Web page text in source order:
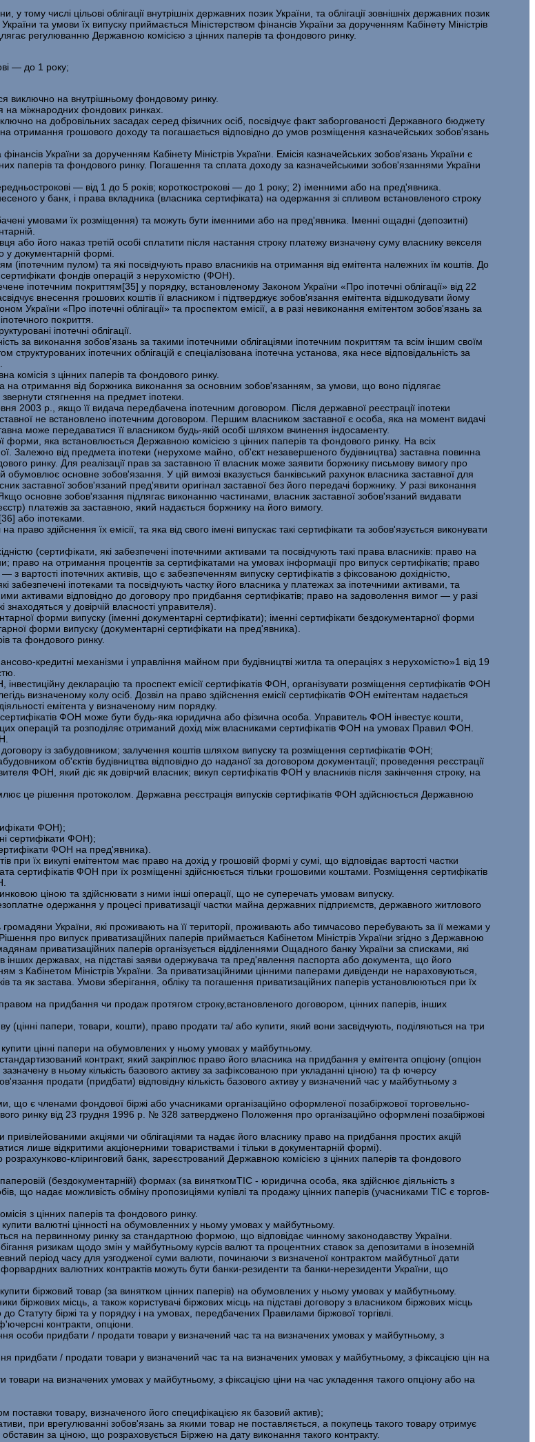
тому числі цільові облігації внутрішніх державних позик України, та облігації зовнішніх державних позик
та умови їх випуску приймається Міністер­ством фінансів України за дорученням Кабінету Міністрів
регулюванню Державною комісією з цінних паперів та фондового ринку.
— до 1 року;
виключно на внутрішньому фондовому ринку.
на міжнародних фондових ринках.
на добровільних засадах серед фізичних осіб, посвідчує факт заборгованості Державного бюджету
отримання грошового доходу та погашається відповідно до умов розміщення казначейських зобов'язань
України за дорученням Кабінету Міні­стрів України. Емісія казначейських зобов'язань України є
паперів та фондового ринку. Погашення та сплата доходу за казначейськими зобов'язаннями України
— від 1 до 5 років; короткостро­кові — до 1 року; 2) іменними або на пред'явника.
у банк, і права вкладника (власника серти­фіката) на одержання зі спливом встановленого строку
умовами їх розміщення) та можуть бути іменними або на пред'явника. Іменні ощадні (депозитні)
його наказ третій особі сплатити після настання строку платежу визначену суму власнику векселя
у документарній формі.
(іпотечним пулом) та які посвідчують право власників на отримання від емітента належних їм коштів. До
сертифікати фондів операцій з нерухомістю (ФОН).
іпотечним покриттям[35] у порядку, встанов­леному Законом України «Про іпотечні облігації» від 22
внесення грошових коштів її власником і підтверджує зобов'язання емітента відшкодувати йому
України «Про іпотечні облігації» та проспектом емісії, а в разі невиконання емітентом зобов'язань за
покриття.
іпотечні облігації.
за виконання зобов'язань за такими іпотечними облігаціями іпотечним покриттям та всім іншим своїм
іпотечних облігацій є спеціалізована іпотечна устано­ва, яка несе відповідальність за
комісія з цінних паперів та фондового ринку.
на отримання від боржника виконання за основним зобов'язанням, за умови, що воно підлягає
стягнення на предмет іпотеки.
2003 р., якщо її видача передбачена іпотечним договором. Після державної реєстрації іпотеки
не встановлено іпотечним договором. Першим власником заставної є особа, яка на момент видачі
може передаватися її власником будь-якій особі шляхом вчинення індосаменту.
яка встановлюється Державною комісією з цінних паперів та фондового ринку. На всіх
Залежно від предмета іпотеки (нерухоме майно, об'єкт незавершеного будівни­цтва) заставна повинна
ринку. Для реалізації прав за заставною її власник може заявити боржнику письмову вимогу про
основне зобов'язання. У цій вимозі вказується банківський рахунок власника заставної для
заставної зобов'язаний пред'явити оригінал заставної без його передачі боржнику. У разі виконання
основне зобов'язання підлягає виконанню частинами, власник заставної зобов'язаний видавати
платежів за заставною, який надається боржнику на його вимогу.
або іпотеками.
здійснення їх емісії, та яка від свого імені випускає такі сертифікати та зобов'язується виконувати
(сертифікати, які забезпечені іпотечними активами та посвідчують такі права власників: право на
право на отримання процентів за сертифікатами на умовах інфор­мації про випуск сертифікатів; право
іпо­течних активів, що є забезпеченням випуску сертифікатів з фіксованою дохідністю,
іпотеками та посвідчують частку його власника у платежах за іпотечними активами, та
активами відповідно до договору про придбання сертифі­катів; право на задоволення вимог — у разі
у довірчій власності управителя).
форми випуску (іменні документарні сертифікати); іменні сертифікати бездокументарної форми
форми випуску (документарні сертифікати на пред'явника).
та фондового ринку.
кредитні механізми і управління майном при будівництві житла та операціях з нерухомістю»1 від 19
декларацію та проспект емісії серти­фікатів ФОН, організувати розміщення сертифікатів ФОН
визначеному колу осіб. Дозвіл на право здійснення емісії сертифікатів ФОН емітентам надається
емі­тента у визначеному ним порядку.
ФОН може бути будь-яка юридична або фізична особа. Управитель ФОН інвестує кошти,
операцій та розподіляє отриманий дохід між власниками сертифікатів ФОН на умовах Правил ФОН.
із забудовником; залучення коштів шляхом випуску та розміщення сертифікатів ФОН;
об'єктів будівництва відповідно до наданої за договором докумен­тації; проведення реєстрації
ФОН, який діє як до­вірчий власник; викуп сертифікатів ФОН у власників після закінчення строку, на
це рішення протоколом. Державна реєстрація випусків сертифікатів ФОН здійснюється Державною
ФОН);
сертифікати ФОН);
ФОН на пред'явника).
при їх викупі емітентом має право на дохід у гро­шовій формі у сумі, що відповідає вартості частки
сертифікатів ФОН при їх розміщенні здійснюється тільки грошовими коштами. Розміщення сертифікатів
ціною та здійснювати з ними інші операції, що не суперечать умовам випуску.
одержання у процесі приватизації частки майна державних підприємств, державного житлового
України, які проживають на її території, проживають або тимчасово перебувають за її межами у
про випуск приватизаційних паперів приймається Кабінетом Міністрів України згідно з Державною
привати­заційних паперів організується відділеннями Ощадного банку України за списками, які
державах, на підставі заяви одержувача та пред'явлення паспорта або документа, що його
з Кабінетом Міністрів України. За приватизаційними цін­ними паперами дивіденди не нараховуються,
та як застава. Умови зберігання, обліку та погашення приватизаційних папе­рів установлюються при їх
на придбання чи продаж протягом строку,встановленого договором, цінних паперів, інших
(цінні папери, товари, кошти), право продати та/ або купити, який вони засвідчують, поділяються на три
цінні папери на обумовлених у ньому умовах у майбутньому.
контракт, який закріплює право його власника на придбання у емітента опціону (опціон
в ньому кількість базового активу за зафіксованою при укладанні ціною) та ф ючерсу
продати (придбати) відповідну кількість базового активу у визначений час у майбутньому з
що є членами фондової біржі або учасниками ор­ганізаційно оформленої позабіржової торговельно-
ринку від 23 грудня 1996 р. № 328 затверджено Положення про органі­заційно оформлені позабіржові
привілейованими акціями чи облігаціями та надає його власнику право на придбання простих акцій
лише від­критими акціонерними товариствами і тільки в документарній формі).
кліринговий банк, зареєстрований Державною комісією з цінних паперів та фондового
(бездокументарній) формах (за виняткомТІС - юридична особа, яка здійснює діяльність з
що надає можливість обміну пропозиціями купівлі та продажу цінних паперів (учасниками ТІС є торгов­
з цінних паперів та фондового ринку.
валютні цінності на обумовленних у ньо­му умовах у майбутньому.
на первинному ринку за стандартною формою, що відповідає чинному законодавству України.
ризикам щодо змін у майбутньому курсів валют та процентних ставок за депозитами в іноземній
період часу для узгодженої суми валюти, починаючи з визначеної конт­рактом майбутньої дати
валютних конт­рактів можуть бути банки-резиденти та банки-нерезиденти України, що
біржовий товар (за винятком цінних папе­рів) на обумовлених у ньому умовах у майбутньому.
біржових місць, а також користувачі біржових місць на під­ставі договору з власником біржових місць
Статуту біржі та у порядку і на умовах, передбачених Правилами біржової торгівлі.
контракти, опціони.
особи придбати / продати товари у визначений час та на визначених умовах у майбутньому, з
придбати / продати товари у визначений час та на визначених умовах у майбутньому, з фіксацією цін на
на визначених умовах у майбутньому, з фік­сацією ціни на час укладення такого опціону або на
товару, визначеного його специфікацією як базовий актив);
при врегулюванні зобов'язань за якими товар не поставляється, а покупець такого товару отримує
за ціною, що розраховується Біржею на дату виконання тако­го контракту.